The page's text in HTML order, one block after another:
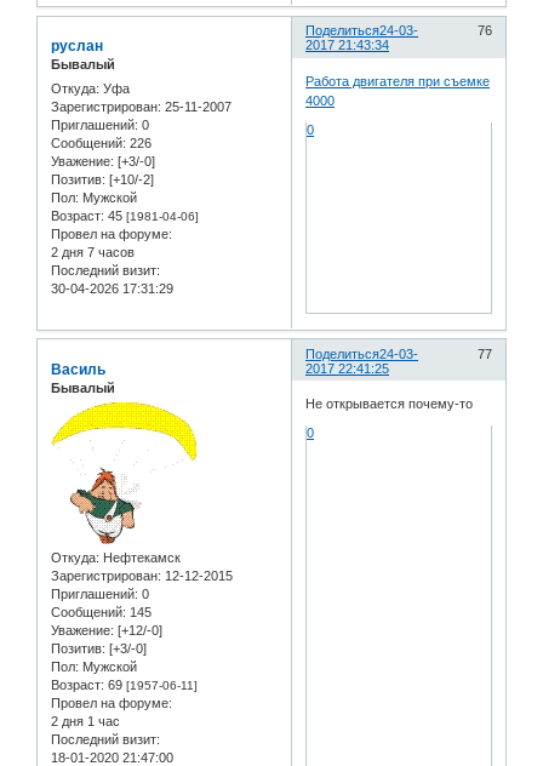
Поделиться 76
24-03-
2017 21:43:34
руслан
Бывалый
Откуда: Уфа
Зарегистрирован: 25-11-2007
Приглашений: 0
Сообщений: 226
Уважение: [+3/-0]
Позитив: [+10/-2]
Пол: Мужской
Возраст: 45 [1981-04-06]
Провел на форуме:
2 дня 7 часов
Последний визит:
30-04-2026 17:31:29
Работа двигателя при съемке
4000
0
Поделиться 77
24-03-
2017 22:41:25
Василь
Бывалый
Откуда: Нефтекамск
Зарегистрирован: 12-12-2015
Приглашений: 0
Сообщений: 145
Уважение: [+12/-0]
Позитив: [+3/-0]
Пол: Мужской
Возраст: 69 [1957-06-11]
Провел на форуме:
2 дня 1 час
Последний визит:
18-01-2020 21:47:00
Не открывается почему-то
0